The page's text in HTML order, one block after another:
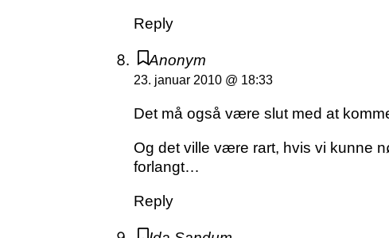
Reply
Anonym
23. januar 2010 @ 18:33
Det må også være slut med at
Og det ville være rart, hvis vi kunne
forlangt…
Reply